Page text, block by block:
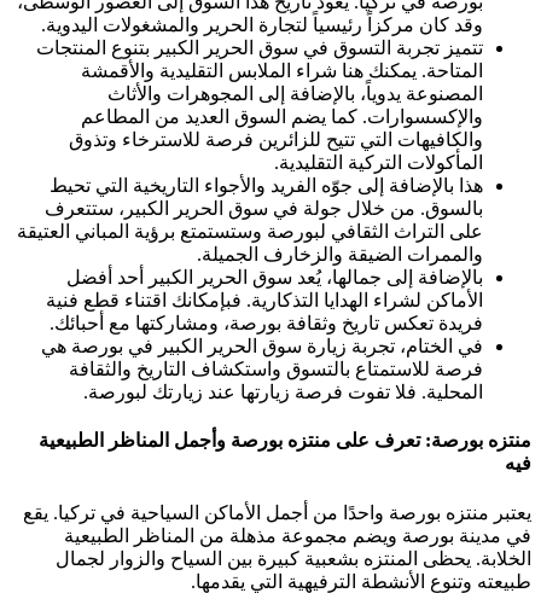
وقد كان مركزاً رئيسياً لتجارة الحرير والمشغولات اليدوية.
تتميز تجربة التسوق في سوق الحرير الكبير بتنوع المنتجات
المتاحة. يمكنك هنا شراء الملابس التقليدية والأقمشة
المصنوعة يدوياً، بالإضافة إلى المجوهرات والأثاث
والإكسسوارات. كما يضم السوق العديد من المطاعم
والكافيهات التي تتيح للزائرين فرصة للاسترخاء وتذوق
المأكولات التركية التقليدية.
هذا بالإضافة إلى جوّه الفريد والأجواء التاريخية التي تحيط
بالسوق. من خلال جولة في سوق الحرير الكبير، ستتعرف
على التراث الثقافي لبورصة وستستمتع برؤية المباني العتيقة
والممرات الضيقة والزخارف الجميلة.
بالإضافة إلى جمالها، يُعد سوق الحرير الكبير أحد أفضل
الأماكن لشراء الهدايا التذكارية. فبإمكانك اقتناء قطع فنية
فريدة تعكس تاريخ وثقافة بورصة، ومشاركتها مع أحبائك.
في الختام، تجربة زيارة سوق الحرير الكبير في بورصة هي
فرصة للاستمتاع بالتسوق واستكشاف التاريخ والثقافة
المحلية. فلا تفوت فرصة زيارتها عند زيارتك لبورصة.
منتزه بورصة: تعرف على منتزه بورصة وأجمل المناظر الطبيعية
فيه
يعتبر منتزه بورصة واحدًا من أجمل الأماكن السياحية في تركيا. يقع
في مدينة بورصة ويضم مجموعة مذهلة من المناظر الطبيعية
الخلابة. يحظى المنتزه بشعبية كبيرة بين السياح والزوار لجمال
طبيعته وتنوع الأنشطة الترفيهية التي يقدمها.